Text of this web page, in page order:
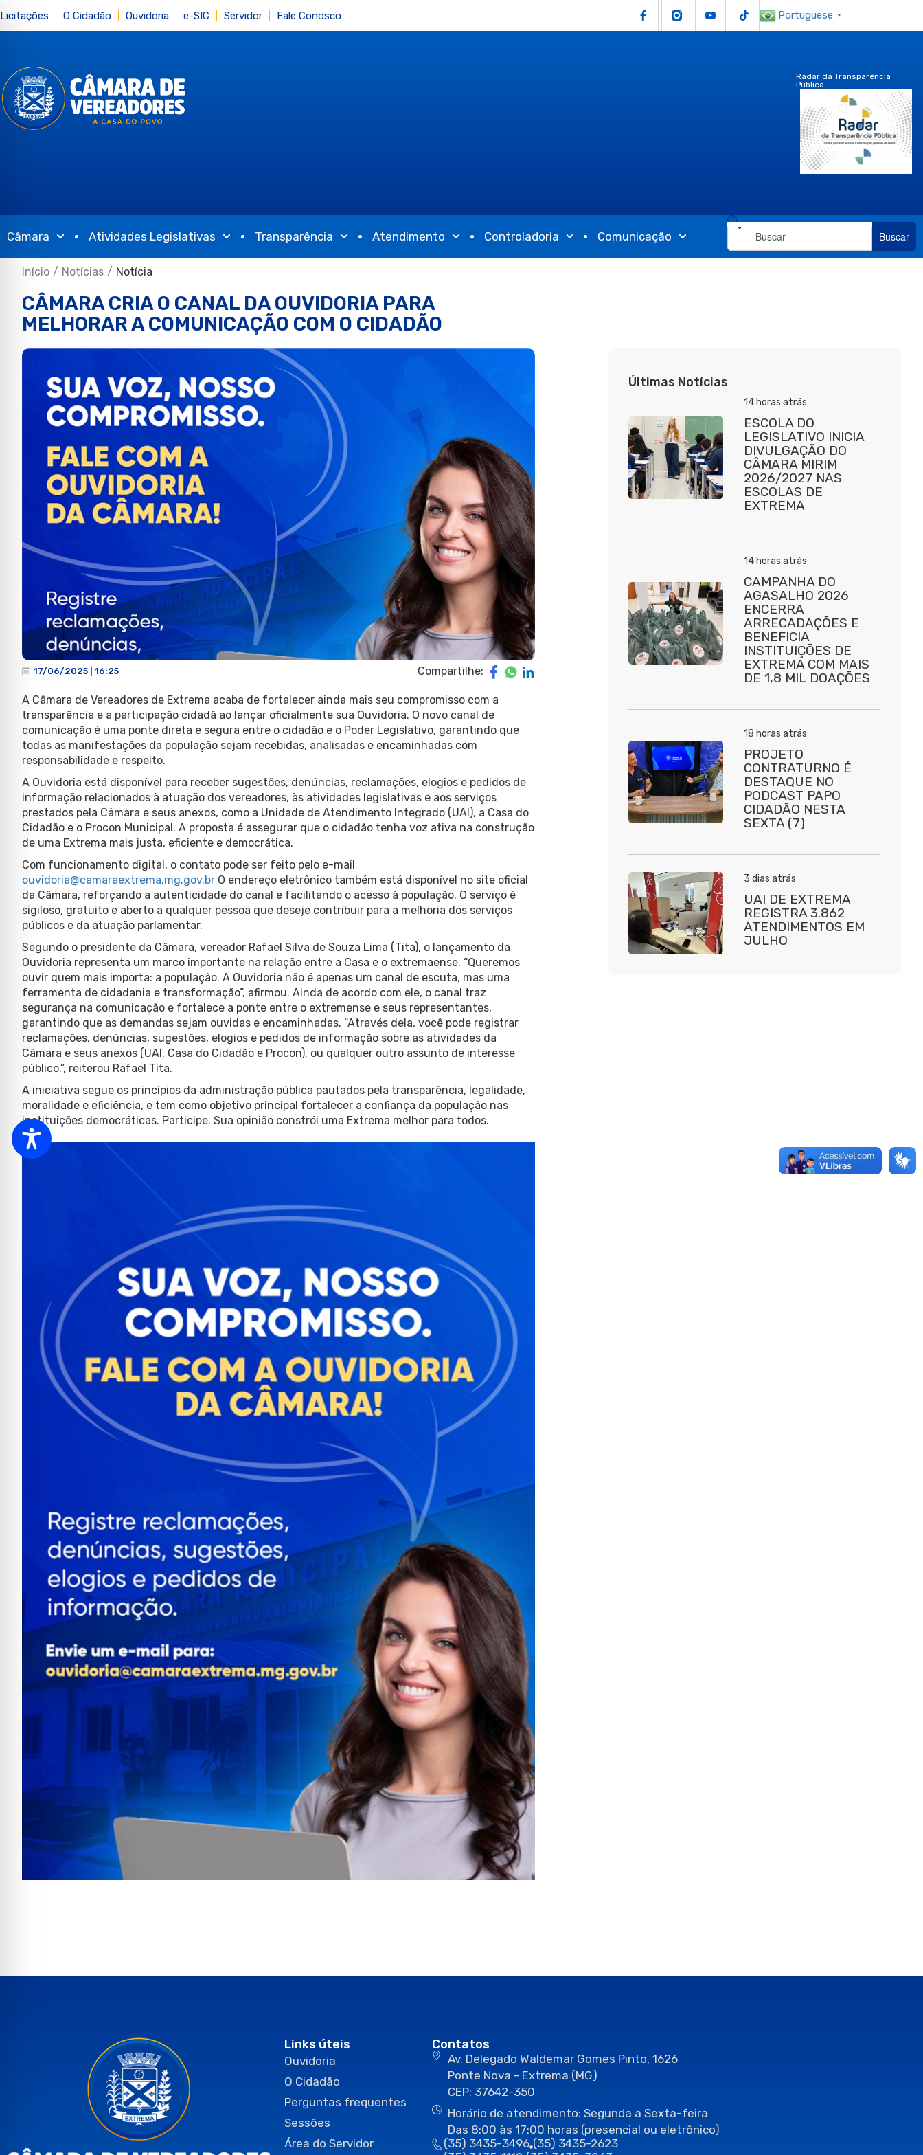
Licitações O Cidadão Ouvidoria e-SIC Servidor Fale Conosco Portuguese ▼
Radar da Transparência
Pública
Câmara Atividades Legislativas Transparência Atendimento Controladoria Comunicação Buscar
Início / Notícias / Notícia
CÂMARA CRIA O CANAL DA OUVIDORIA PARA
MELHORAR A COMUNICAÇÃO COM O CIDADÃO
17/06/2025 | 16:25 Compartilhe:
A Câmara de Vereadores de Extrema acaba de fortalecer ainda mais seu compromisso com a
transparência e a participação cidadã ao lançar oficialmente sua Ouvidoria. O novo canal de
comunicação é uma ponte direta e segura entre o cidadão e o Poder Legislativo, garantindo que
todas as manifestações da população sejam recebidas, analisadas e encaminhadas com
responsabilidade e respeito.
A Ouvidoria está disponível para receber sugestões, denúncias, reclamações, elogios e pedidos de
informação relacionados à atuação dos vereadores, às atividades legislativas e aos serviços
prestados pela Câmara e seus anexos, como a Unidade de Atendimento Integrado (UAI), a Casa do
Cidadão e o Procon Municipal. A proposta é assegurar que o cidadão tenha voz ativa na construção
de uma Extrema mais justa, eficiente e democrática.
Com funcionamento digital, o contato pode ser feito pelo e-mail
ouvidoria@camaraextrema.mg.gov.br O endereço eletrônico também está disponível no site oficial
da Câmara, reforçando a autenticidade do canal e facilitando o acesso à população. O serviço é
sigiloso, gratuito e aberto a qualquer pessoa que deseje contribuir para a melhoria dos serviços
públicos e da atuação parlamentar.
Segundo o presidente da Câmara, vereador Rafael Silva de Souza Lima (Tita), o lançamento da
Ouvidoria representa um marco importante na relação entre a Casa e o extremaense. “Queremos
ouvir quem mais importa: a população. A Ouvidoria não é apenas um canal de escuta, mas uma
ferramenta de cidadania e transformação”, afirmou. Ainda de acordo com ele, o canal traz
segurança na comunicação e fortalece a ponte entre o extremense e seus representantes,
garantindo que as demandas sejam ouvidas e encaminhadas. “Através dela, você pode registrar
reclamações, denúncias, sugestões, elogios e pedidos de informação sobre as atividades da
Câmara e seus anexos (UAI, Casa do Cidadão e Procon), ou qualquer outro assunto de interesse
público.”, reiterou Rafael Tita.
A iniciativa segue os princípios da administração pública pautados pela transparência, legalidade,
moralidade e eficiência, e tem como objetivo principal fortalecer a confiança da população nas
instituições democráticas. Participe. Sua opinião constrói uma Extrema melhor para todos.
Últimas Notícias
14 horas atrás
ESCOLA DO
LEGISLATIVO INICIA
DIVULGAÇÃO DO
CÂMARA MIRIM
2026/2027 NAS
ESCOLAS DE
EXTREMA
14 horas atrás
CAMPANHA DO
AGASALHO 2026
ENCERRA
ARRECADAÇÕES E
BENEFICIA
INSTITUIÇÕES DE
EXTREMA COM MAIS
DE 1,8 MIL DOAÇÕES
18 horas atrás
PROJETO
CONTRATURNO É
DESTAQUE NO
PODCAST PAPO
CIDADÃO NESTA
SEXTA (7)
3 dias atrás
UAI DE EXTREMA
REGISTRA 3.862
ATENDIMENTOS EM
JULHO
Links úteis
Ouvidoria
O Cidadão
Perguntas frequentes
Sessões
Área do Servidor
Contatos
Av. Delegado Waldemar Gomes Pinto, 1626
Ponte Nova - Extrema (MG)
CEP: 37642-350
Horário de atendimento: Segunda a Sexta-feira
Das 8:00 às 17:00 horas (presencial ou eletrônico)
(35) 3435-3496 (35) 3435-2623